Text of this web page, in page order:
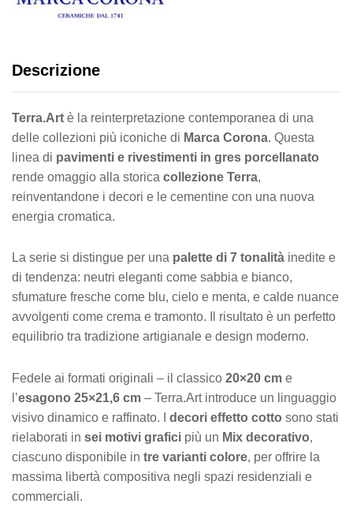
Descrizione
Terra.Art è la reinterpretazione contemporanea di una
delle collezioni più iconiche di Marca Corona. Questa
linea di pavimenti e rivestimenti in gres porcellanato
rende omaggio alla storica collezione Terra,
reinventandone i decori e le cementine con una nuova
energia cromatica.
La serie si distingue per una palette di 7 tonalità inedite e
di tendenza: neutri eleganti come sabbia e bianco,
sfumature fresche come blu, cielo e menta, e calde nuance
avvolgenti come crema e tramonto. Il risultato è un perfetto
equilibrio tra tradizione artigianale e design moderno.
Fedele ai formati originali – il classico 20×20 cm e
l’esagono 25×21,6 cm – Terra.Art introduce un linguaggio
visivo dinamico e raffinato. I decori effetto cotto sono stati
rielaborati in sei motivi grafici più un Mix decorativo,
ciascuno disponibile in tre varianti colore, per offrire la
massima libertà compositiva negli spazi residenziali e
commerciali.